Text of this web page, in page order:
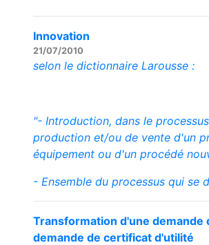
Innovation
21/07/2010
selon le dictionnaire Larousse :
"- Introduction, dans le
production et/ou de vente d'un
équipement ou d'un procédé
- Ensemble du processus qui se
Transformation d'une demande
demande de certificat d'utilité